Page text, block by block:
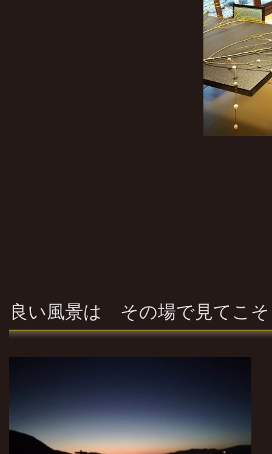
良い風景は その場で見てこそ